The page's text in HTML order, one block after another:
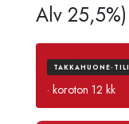
Alv 25,5%)
TAKKAHUONE-TILI
· koroton 12 kk